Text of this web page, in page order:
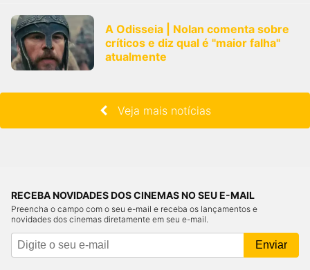
A Odisseia | Nolan comenta sobre
críticos e diz qual é "maior falha"
atualmente
Veja mais notícias
RECEBA NOVIDADES DOS CINEMAS NO SEU E-MAIL
Preencha o campo com o seu e-mail e receba os lançamentos e
novidades dos cinemas diretamente em seu e-mail.